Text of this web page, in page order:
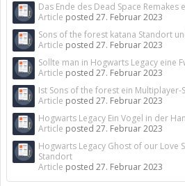
Das Ende des Dead Space Remakes
Article posted 27. Februar 2023
Sons of the forest katana Standort
Article posted 27. Februar 2023
Sollte man in Hogwarts Legacy eine
Article posted 27. Februar 2023
Ist Sons of the forest ein Multiplayer-
Article posted 27. Februar 2023
Hogwarts Legacy Ein Vogel in der
Article posted 27. Februar 2023
Hogwarts Legacy Ghost of our Love
Standort
Article posted 27. Februar 2023